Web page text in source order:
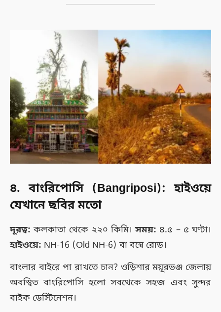
৪. বাংরিপোসি (Bangriposi): হাইওয়ে
যেখানে ছবির মতো
দূরত্ব: কলকাতা থেকে ২২০ কিমি।সময়: ৪.৫ – ৫ ঘণ্টা।
হাইওয়ে: NH-16 (Old NH-6) বা বম্বে রোড।
বাংলার বাইরে পা রাখতে চান? ওড়িশার ময়ূরভঞ্জ জেলায়
অবস্থিত বাংরিপোসি হলো সবথেকে সহজ এবং সুন্দর
বাইক ডেস্টিনেশন।